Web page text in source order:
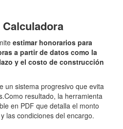
estimar honorarios para
a partir de datos como la
y el costo de construcción
un sistema progresivo que evita
resultado, la herramienta
en PDF que detalla el monto
las condiciones del encargo.